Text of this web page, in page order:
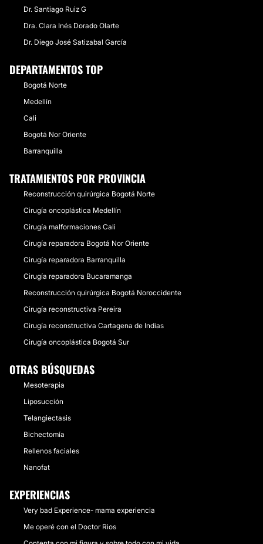
Dr. Santiago Ruiz G
Dra. Clara Inés Dorado Olarte
Dr. Diego José Satizabal García
DEPARTAMENTOS TOP
Bogotá Norte
Medellín
Cali
Bogotá Nor Oriente
Barranquilla
TRATAMIENTOS POR PROVINCIA
Reconstrucción quirúrgica Bogotá Norte
Cirugía oncoplástica Medellín
Cirugía malformaciones Cali
Cirugía reparadora Bogotá Nor Oriente
Cirugía reparadora Barranquilla
Cirugía reparadora Bucaramanga
Reconstrucción quirúrgica Bogotá Noroccidente
Cirugía reconstructiva Pereira
Cirugía reconstructiva Cartagena de Indias
Cirugía oncoplástica Bogotá Sur
OTRAS BÚSQUEDAS
Mesoterapia
Liposucción
Telangiectasis
Bichectomía
Rellenos faciales
Nanofat
EXPERIENCIAS
Very bad Experience- mama experiencia
Me operé con el Doctor Rios